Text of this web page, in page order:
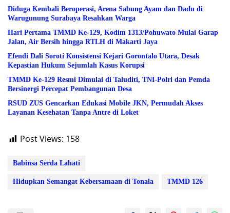
Diduga Kembali Beroperasi, Arena Sabung Ayam dan Dadu di
Warugunung Surabaya Resahkan Warga
Hari Pertama TMMD Ke-129, Kodim 1313/Pohuwato Mulai Garap
Jalan, Air Bersih hingga RTLH di Makarti Jaya
Efendi Dali Soroti Konsistensi Kejari Gorontalo Utara, Desak
Kepastian Hukum Sejumlah Kasus Korupsi
TMMD Ke-129 Resmi Dimulai di Taluditi, TNI-Polri dan Pemda
Bersinergi Percepat Pembangunan Desa
RSUD ZUS Gencarkan Edukasi Mobile JKN, Permudah Akses
Layanan Kesehatan Tanpa Antre di Loket
Post Views: 158
Babinsa Serda Lahati
Hidupkan Semangat Kebersamaan di Tonala TMMD 126